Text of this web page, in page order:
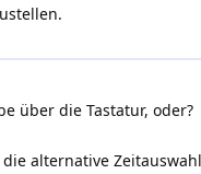
über die Tastatur, oder?
alternative